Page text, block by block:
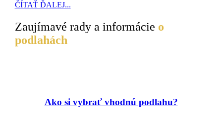
ČÍTAŤ ĎALEJ...
Zaujímavé rady a informácie o
podlahách
Ako si vybrať vhodnú podlahu?